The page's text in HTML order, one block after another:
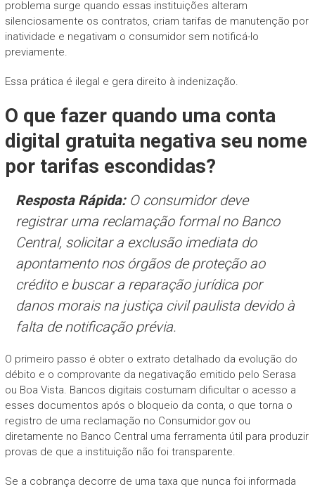
problema surge quando essas instituições alteram
silenciosamente os contratos, criam tarifas de manutenção por
inatividade e negativam o consumidor sem notificá-lo
previamente.
Essa prática é ilegal e gera direito à indenização.
O que fazer quando uma conta
digital gratuita negativa seu nome
por tarifas escondidas?
Resposta Rápida:O consumidor deve
registrar uma reclamação formal no Banco
Central, solicitar a exclusão imediata do
apontamento nos órgãos de proteção ao
crédito e buscar a reparação jurídica por
danos morais na justiça civil paulista devido à
falta de notificação prévia.
O primeiro passo é obter o extrato detalhado da evolução do
débito e o comprovante da negativação emitido pelo Serasa
ou Boa Vista. Bancos digitais costumam dificultar o acesso a
esses documentos após o bloqueio da conta, o que torna o
registro de uma reclamação no Consumidor.gov ou
diretamente no Banco Central uma ferramenta útil para produzir
provas de que a instituição não foi transparente.
Se a cobrança decorre de uma taxa que nunca foi informada